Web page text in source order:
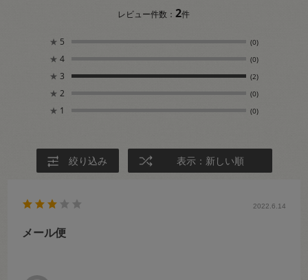
レビュー件数：2件
★ 5 (0)
★ 4 (0)
★ 3 (2)
★ 2 (0)
★ 1 (0)
絞り込み 表示：新しい順
2022.6.14
メール便